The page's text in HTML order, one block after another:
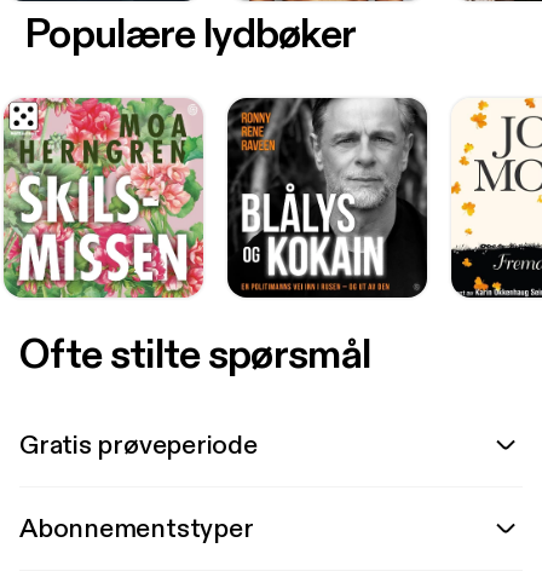
Populære lydbøker
Ofte stilte spørsmål
Gratis prøveperiode
Abonnementstyper